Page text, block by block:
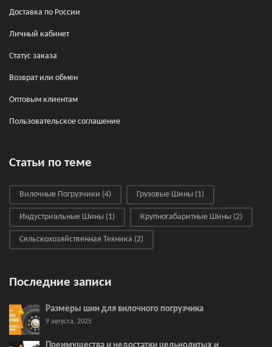
Доставка по России
Личный кабинет
Статус заказа
Возврат или обмен
Оптовым клиентам
Пользовательское соглашение
Статьи по теме
Вилочные Погрузчики (4) Грузовые Шины (1)
Индустриальные Шины (1) Крупногабаритные Шины (2)
Сельскохозяйственная Техника (2)
Последние записи
Размеры шин для вилочного погрузчика
9 августа, 2025